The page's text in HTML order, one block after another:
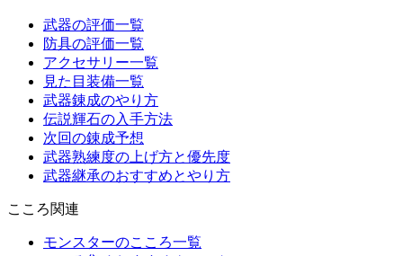
武器の評価一覧
防具の評価一覧
アクセサリー一覧
見た目装備一覧
武器錬成のやり方
伝説輝石の入手方法
次回の錬成予想
武器熟練度の上げ方と優先度
武器継承のおすすめとやり方
こころ関連
モンスターのこころ一覧